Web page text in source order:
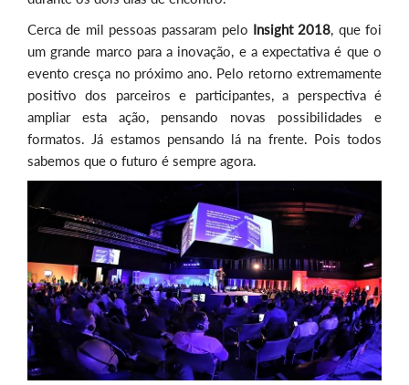
Cerca de mil pessoas passaram pelo Insight 2018, que foi
um grande marco para a inovação, e a expectativa é que o
evento cresça no próximo ano. Pelo retorno extremamente
positivo dos parceiros e participantes, a perspectiva é
ampliar esta ação, pensando novas possibilidades e
formatos. Já estamos pensando lá na frente. Pois todos
sabemos que o futuro é sempre agora.